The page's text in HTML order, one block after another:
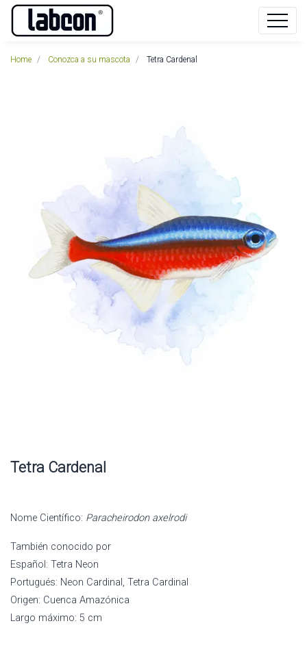
Home Conozca a su mascota Tetra Cardenal
Tetra Cardenal
Nome Científico: Paracheirodon axelrodi
También conocido por
Español: Tetra Neon
Portugués: Neon Cardinal, Tetra Cardinal
Origen: Cuenca Amazónica
Largo máximo: 5 cm